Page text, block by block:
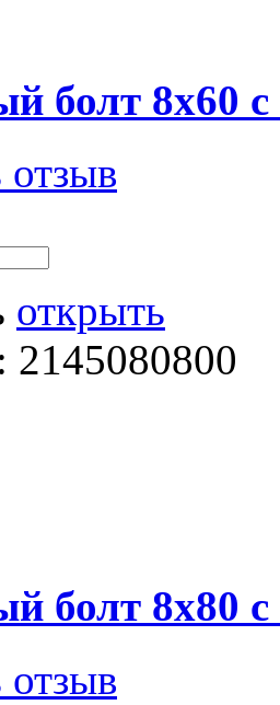
болт 8х60
отзыв
открыть
2145080800
болт 8х80
отзыв